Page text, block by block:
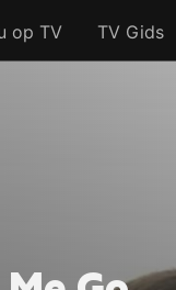
op TV TV Gids